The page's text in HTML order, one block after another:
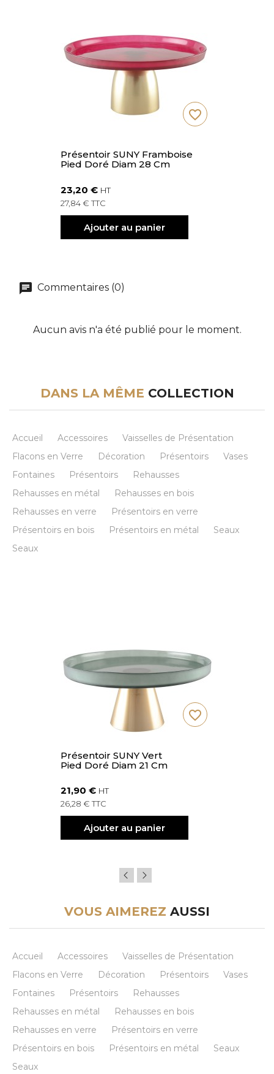
Présentoir SUNY Framboise
Pied Doré Diam 28 Cm
23,20 € HT
27,84 € TTC
Ajouter au panier
favorite_border
Commentaires (0)
Aucun avis n'a été publié pour le moment.
DANS LA MÊME COLLECTION
Accueil Accessoires
Vaisselles de Présentation
Flacons en Verre
Décoration Présentoirs
Vases
Fontaines
Présentoirs
Rehausses
Rehausses en métal
Rehausses en bois
Rehausses en verre
Présentoirs en verre
Présentoirs en bois
Présentoirs en métal
Seaux
Seaux
Présentoir SUNY Vert
Pied Doré Diam 21 Cm
21,90 € HT
26,28 € TTC
Ajouter au panier
favorite_border
VOUS AIMEREZ AUSSI
Accueil Accessoires
Vaisselles de Présentation
Flacons en Verre
Décoration Présentoirs
Vases
Fontaines
Présentoirs
Rehausses
Rehausses en métal
Rehausses en bois
Rehausses en verre
Présentoirs en verre
Présentoirs en bois
Présentoirs en métal
Seaux
Seaux